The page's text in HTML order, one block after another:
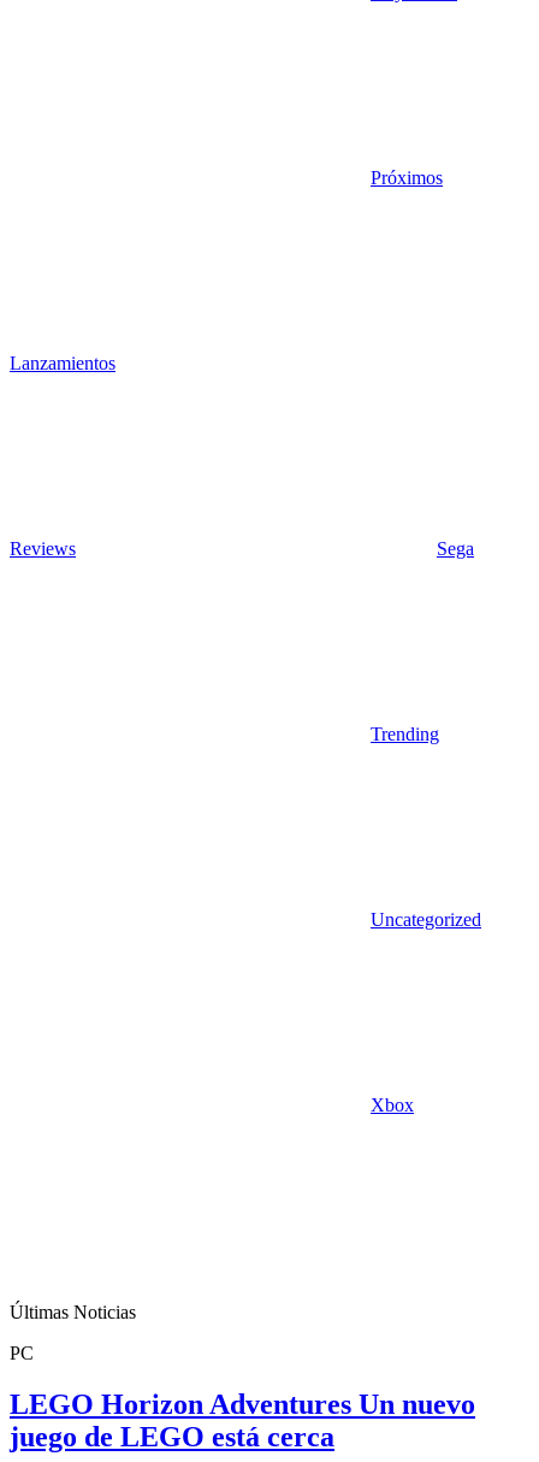
Próximos
Lanzamientos
Reviews Sega
Trending
Uncategorized
Xbox
Últimas Noticias
PC
LEGO Horizon Adventures Un nuevo
juego de LEGO está cerca